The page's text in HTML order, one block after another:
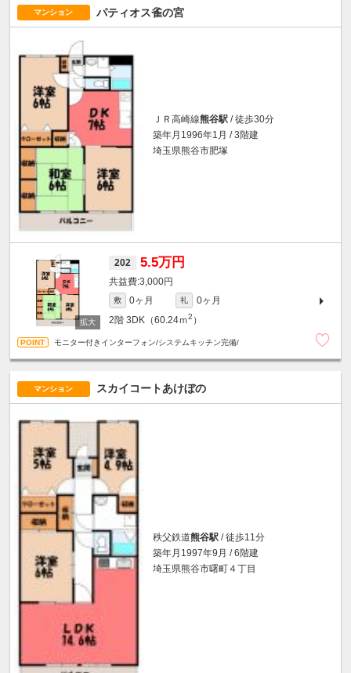
マンション パティオス雀の宮
ＪＲ高崎線熊谷駅 / 徒歩30分
築年月1996年1月 / 3階建
埼玉県熊谷市肥塚
202 5.5万円
3,000円
敷 0ヶ月 礼
0ヶ月
2階 3DK（60.24ｍ2 ）
モニター付きインターフォン/システムキッチン完備/
マンション スカイコートあけぼの
秩父鉄道熊谷駅 / 徒歩11分
築年月1997年9月 / 6階建
埼玉県熊谷市曙町４丁目